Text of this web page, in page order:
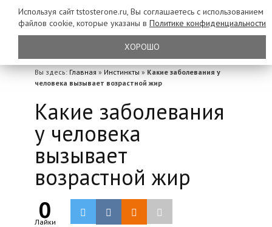
Вы здесь: Главная » Инстинкты » Какие заболевания у
человека вызывает возрастной жир
Какие заболевания
у человека
вызывает
возрастной жир
0
Лайки
Используя сайт tstosterone.ru, Вы соглашаетесь с использованием
файлов cookie, которые указаны в Политике конфиденциальности
ХОРОШО